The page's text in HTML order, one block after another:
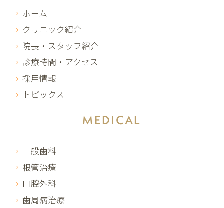
ホーム
クリニック紹介
院長・スタッフ紹介
診療時間・アクセス
採用情報
トピックス
MEDICAL
一般歯科
根管治療
口腔外科
歯周病治療